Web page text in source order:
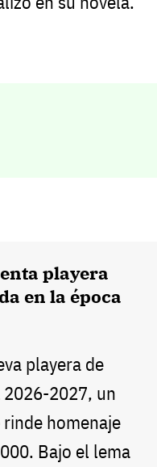
playera
en la época
playera de
2027, un
homenaje
Bajo el lema